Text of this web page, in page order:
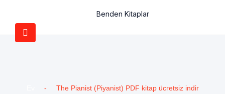
Benden Kitaplar
- The Pianist (Piyanist) PDF kitap ücretsiz indir